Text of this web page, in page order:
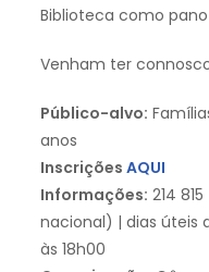
Biblioteca como
Venham ter
Público-alvo:
anos
Inscrições AQUI
Informações: 214
nacional) | dias úteis
às 18h00